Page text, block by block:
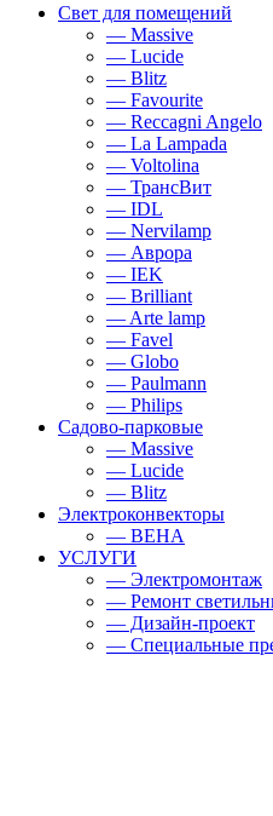
Свет для помещений
— Massive
— Lucide
— Blitz
— Favourite
— Reccagni Angelo
— La Lampada
— Voltolina
— ТрансВит
— IDL
— Nervilamp
— Аврора
— IEK
— Brilliant
— Arte lamp
— Favel
— Globo
— Paulmann
— Philips
Садово-парковые
— Massive
— Lucide
— Blitz
Электроконвекторы
— BEHA
УСЛУГИ
— Электромонтаж
— Ремонт
— Дизайн-проект
— Специальные